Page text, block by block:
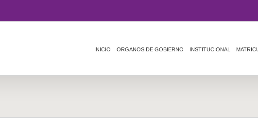
INICIO ORGANOS DE GOBIERNO INSTITUCIONAL